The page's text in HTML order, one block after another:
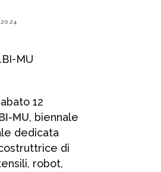
12
MU, biennale
dedicata
di
robot,